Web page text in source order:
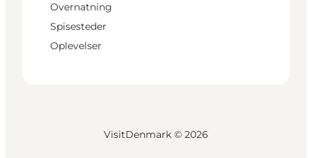
Overnatning
Spisesteder
Oplevelser
VisitDenmark © 2026